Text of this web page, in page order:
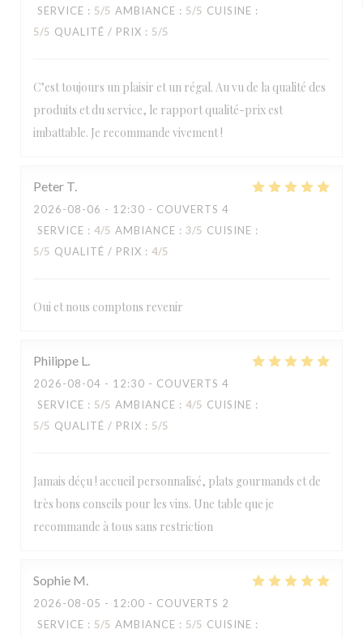
SERVICE : 5/5 AMBIANCE : 5/5 CUISINE :
5/5 QUALITÉ / PRIX : 5/5
C’est toujours un plaisir et un régal. Au vu de la qualité des
produits et du service, le rapport qualité-prix est
imbattable. Je recommande vivement !
Peter T
2026-08-06 - 12:30 - COUVERTS 4
SERVICE : 4/5 AMBIANCE : 3/5 CUISINE :
5/5 QUALITÉ / PRIX : 4/5
Oui et nous comptons revenir
Philippe L
2026-08-04 - 12:30 - COUVERTS 4
SERVICE : 5/5 AMBIANCE : 4/5 CUISINE :
5/5 QUALITÉ / PRIX : 5/5
Jamais déçu ! accueil personnalisé, plats gourmands et de
très bons conseils pour les vins. Une table que je
recommande à tous sans restriction
Sophie M
2026-08-05 - 12:00 - COUVERTS 2
SERVICE : 5/5 AMBIANCE : 5/5 CUISINE :